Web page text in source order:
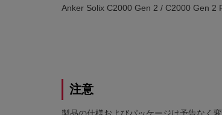
Anker Solix C2000 Gen 2 / C2000 Gen 2
注意
製品の仕様およびパッケージは予告なく